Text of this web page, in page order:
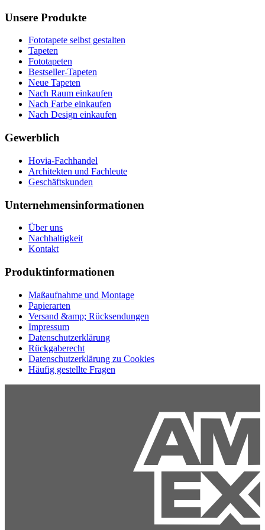
Unsere Produkte
Fototapete selbst gestalten
Tapeten
Fototapeten
Bestseller-Tapeten
Neue Tapeten
Nach Raum einkaufen
Nach Farbe einkaufen
Nach Design einkaufen
Gewerblich
Hovia-Fachhandel
Architekten und Fachleute
Geschäftskunden
Unternehmensinformationen
Über uns
Nachhaltigkeit
Kontakt
Produktinformationen
Maßaufnahme und Montage
Papierarten
Versand &amp; Rücksendungen
Impressum
Datenschutzerklärung
Rückgaberecht
Datenschutzerklärung zu Cookies
Häufig gestellte Fragen